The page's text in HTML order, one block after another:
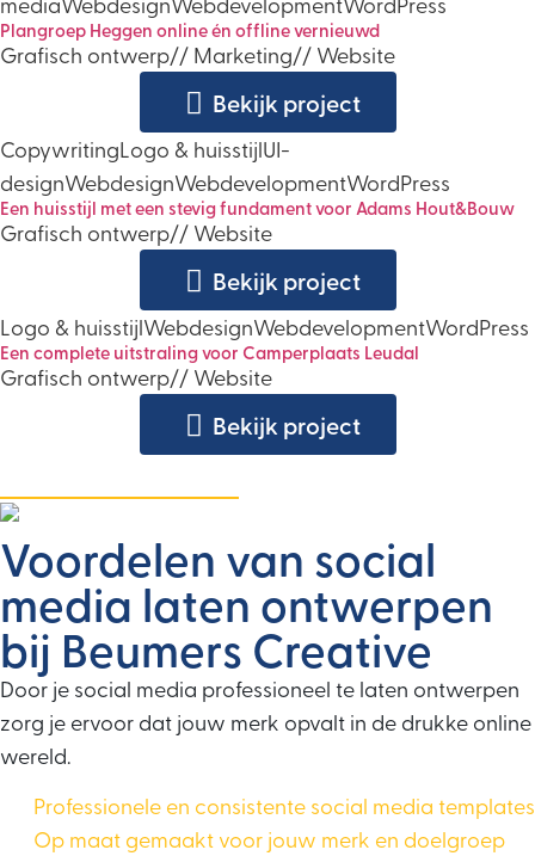
Plangroep Heggen online én offline vernieuwd
Grafisch ontwerp// Marketing// Website
Bekijk project
CopywritingLogo & huisstijlUI-
designWebdesignWebdevelopmentWordPress
Een huisstijl met een stevig fundament voor Adams Hout&Bouw
Grafisch ontwerp// Website
Bekijk project
Logo & huisstijlWebdesignWebdevelopmentWordPress
Een complete uitstraling voor Camperplaats Leudal
Grafisch ontwerp// Website
Bekijk project
Voordelen van social
media laten ontwerpen
bij Beumers Creative
Door je social media professioneel te laten ontwerpen
zorg je ervoor dat jouw merk opvalt in de drukke online
wereld.
Professionele en consistente social media templates
Op maat gemaakt voor jouw merk en doelgroep